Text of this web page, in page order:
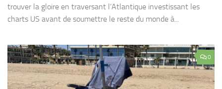
trouver la gloire en traversant l’Atlantique investissant les
charts US avant de soumettre le reste du monde à...
0